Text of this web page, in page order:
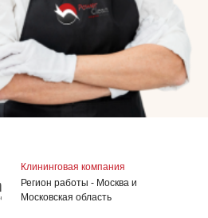
Клининговая компания
Регион работы - Москва и
Московская область